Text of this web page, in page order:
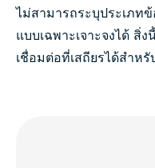
ไม่สามารถระบุประเภท
แบบเฉพาะเจาะจงได้ สิ่
เชื่อมต่อที่เสถียรได้สำห